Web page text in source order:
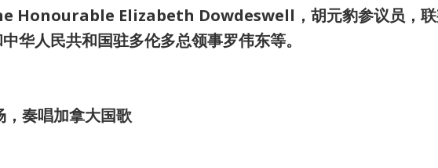
Honourable Elizabeth Dowdeswell，胡元豹参议员，
人民共和国驻多伦多总领事罗伟东等。
奏唱加拿大国歌